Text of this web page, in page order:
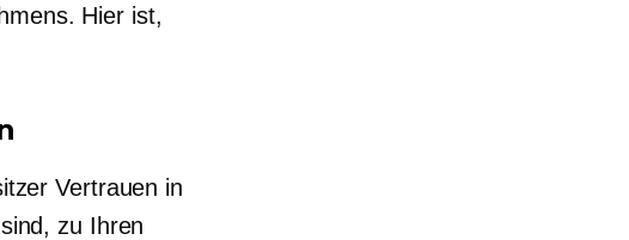
Hier ist,
Vertrauen in
zu Ihren